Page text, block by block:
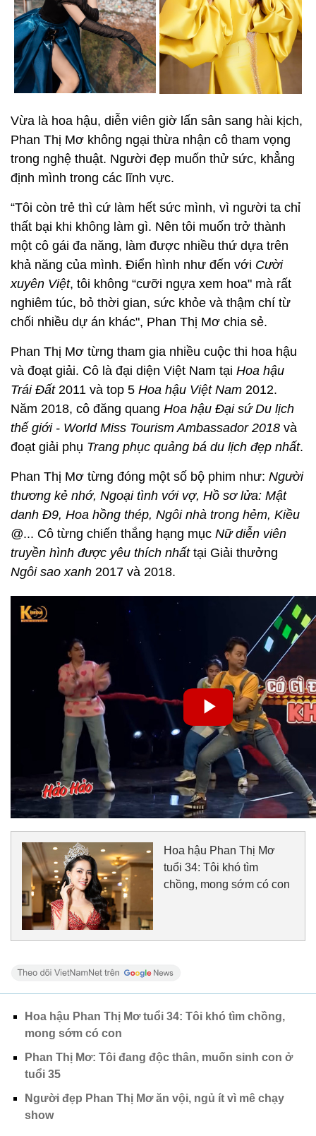
Vừa là hoa hậu, diễn viên giờ lấn sân sang hài kịch,
Phan Thị Mơ không ngại thừa nhận cô tham vọng
trong nghệ thuật. Người đẹp muốn thử sức, khẳng
định mình trong các lĩnh vực.
“Tôi còn trẻ thì cứ làm hết sức mình, vì người ta chỉ
thất bại khi không làm gì. Nên tôi muốn trở thành
một cô gái đa năng, làm được nhiều thứ dựa trên
khả năng của mình. Điển hình như đến với Cười
xuyên Việt, tôi không “cưỡi ngựa xem hoa" mà rất
nghiêm túc, bỏ thời gian, sức khỏe và thậm chí từ
chối nhiều dự án khác", Phan Thị Mơ chia sẻ.
Phan Thị Mơ từng tham gia nhiều cuộc thi hoa hậu
và đoạt giải. Cô là đại diện Việt Nam tại Hoa hậu
Trái Đất2011 và top 5 Hoa hậu Việt Nam 2012.
Năm 2018, cô đăng quang Hoa hậu Đại sứ Du lịch
thế giới - World Miss Tourism Ambassador 2018 và
đoạt giải phụ Trang phục quảng bá du lịch đẹp nhất.
Phan Thị Mơ từng đóng một số bộ phim như: Người
thương kẻ nhớ, Ngoại tình với vợ, Hồ sơ lửa: Mật
danh Đ9, Hoa hồng thép, Ngôi nhà trong hẻm, Kiều
@... Cô từng chiến thắng hạng mục Nữ diễn viên
truyền hình được yêu thích nhấttại Giải thưởng
Ngôi sao xanh 2017 và 2018.
Hoa hậu Phan Thị Mơ
tuổi 34: Tôi khó tìm
chồng, mong sớm có con
Hoa hậu Phan Thị Mơ tuổi 34: Tôi khó tìm chồng,
mong sớm có con
Phan Thị Mơ: Tôi đang độc thân, muốn sinh con ở
tuổi 35
Người đẹp Phan Thị Mơ ăn vội, ngủ ít vì mê chạy
show